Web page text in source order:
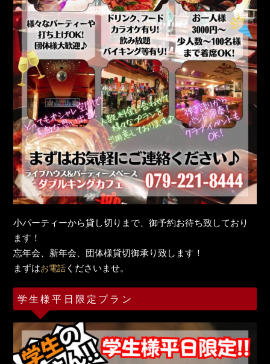
小パーティーから貸し切りまで、御予約お待ち致しており
ます！
忘年会、新年会、団体様貸切御承り致します！
まずはお電話 くださいませ。
学生様平日限定プラン